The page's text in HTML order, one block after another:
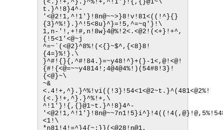
(<.}!+,^}.}^%!+,^!1'}!{,{}@1~\
t.}^!8}4^-
'<@2!1,^!1'}!8n@~~>}8!v!81<((!^}{}
{3}^%!}.}^!5<8u}^}=!5,^=~q'}!\
1,n-'!,+!#,n!8w}4@%!2<.<@2!(<+}!+^,
{!5<1'<@~j
^=~`(<@2}^8%!(<{}~$^,{<8}8!
{4=}%!}.\
}^#!{}{,^#!84.}=~y48!^}+(}-1<,@!<@!
{#!{<@=~~y4814!;4@4@4%!)(54#8!3}!
{<@}~\
~&
<.4!+,^}.}^%!vi((!3}!54<1<@2~t.}^(481<@2%!
(<.}!+,^}.}^%!+,\
^!1'}!{,{}@1~t.}^!8}4^-
<1!\
*n81!4!=^}4{~:}}(<@28!n@1,